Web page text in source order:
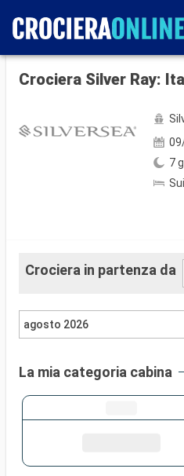
Mostra le altre 37 foto
Crociera Silver Ray:
7
Crociera in partenza da
agosto 2026
La mia categoria cabina